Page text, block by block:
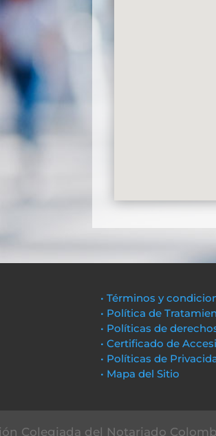
• Términos y
• Política de
• Políticas de
• Certificado de
• Políticas de
• Mapa del Sitio
Colegiada del Notariado